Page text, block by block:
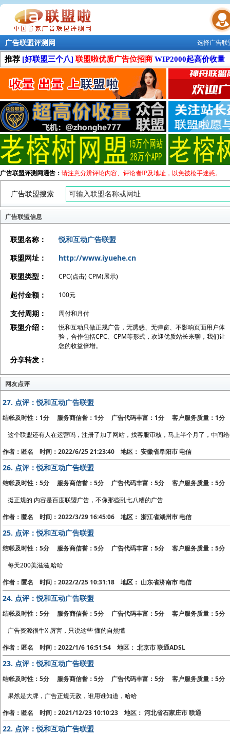
联盟学院
选择广告
广告联盟评测网
推荐 [好联盟三个八] 联盟啦优质广告位招商 WIP2000起高价收量
广告联盟评测网通告： 请注意分辨评论内容、评论者IP及地址，以免被枪手迷惑。
广告联盟搜索
广告联盟信息
联盟名称：
悦和互动广告联盟
联盟网址：
http://www.iyuehe.cn
联盟类型：
CPC(点击) CPM(展示)
起付金额： 100元
支付周期： 周付和月付
联盟介绍：
悦和互动只做正规广告，无诱惑、无弹窗、不影响页面用户体
验，合作包括CPC、CPM等形式，欢迎优质站长来聊，我们让
您的收益倍增。
分享转发：
网友点评
27. 点评：悦和互动广告联盟
结帐及时性：1分 服务商信誉：1分 广告代码丰富：1分 客户服务质量：1分
这个联盟还有人在运营吗，注册了加了网站，找客服审核，马上半个月了，中间
作者：匿名 时间：2022/6/25 21:23:40 地区： 安徽省阜阳市 电信
26. 点评：悦和互动广告联盟
结帐及时性：5分 服务商信誉：5分 广告代码丰富：5分 客户服务质量：5分
挺正规的 内容是百度联盟广告，不像那些乱七八糟的广告
作者：匿名 时间：2022/3/29 16:45:06 地区： 浙江省湖州市 电信
25. 点评：悦和互动广告联盟
结帐及时性：5分 服务商信誉：5分 广告代码丰富：5分 客户服务质量：5分
每天200美滋滋,哈哈
作者：匿名 时间：2022/2/25 10:31:18 地区： 山东省济南市 电信
24. 点评：悦和互动广告联盟
结帐及时性：5分 服务商信誉：5分 广告代码丰富：5分 客户服务质量：5分
广告资源很牛X 厉害，只说这些 懂的自然懂
作者：匿名 时间：2022/1/6 16:51:54 地区： 北京市 联通ADSL
23. 点评：悦和互动广告联盟
结帐及时性：5分 服务商信誉：5分 广告代码丰富：5分 客户服务质量：5分
果然是大牌，广告正规无敌，谁用谁知道，哈哈
作者：匿名 时间：2021/12/23 10:10:23 地区： 河北省石家庄市 联通
22. 点评：悦和互动广告联盟